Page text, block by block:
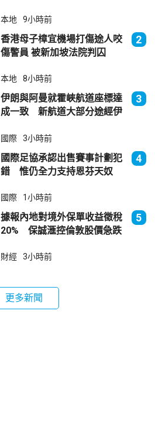
本地 9小時前
香港母子樟宜機場打傷途人咬
傷警員 被新加坡法院判囚
2
本地 8小時前
伊朗與阿曼就霍峽航道座標達
成一致 新航道大部分途經伊
3
國際 3小時前
國際足協承認出售賽事計劃犯
錯 惟仍全力支持恩芬天奴
4
國際 1小時前
據報內地對境外保單收益徵稅
20% 保誠滙控倫敦股價急跌
5
財經 3小時前
更多新聞